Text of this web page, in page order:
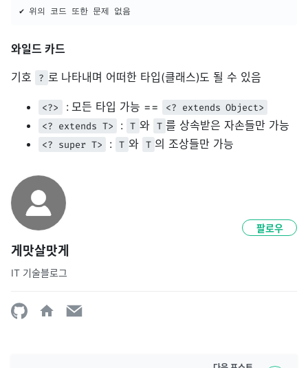
✔ 위의 코드 또한 문제 없음
와일드 카드
기호 ? 로 나타내며 어떠한 타입(클래스)도 될 수 있음
<?> : 모든 타입 가능 ==
<? extends Object>
<? extends T>
: T 와 T 를 상속받은 자손들만 가능
<? super T> : T 와 T 의 조상들만 가능
게맛살맛게
IT 기술블로그
팔로우